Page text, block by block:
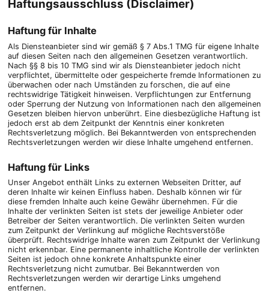
Haftungsausschluss (Disclaimer)
Haftung für Inhalte
Als Diensteanbieter sind wir gemäß § 7 Abs.1 TMG für eigene Inhalte
auf diesen Seiten nach den allgemeinen Gesetzen verantwortlich.
Nach §§ 8 bis 10 TMG sind wir als Diensteanbieter jedoch nicht
verpflichtet, übermittelte oder gespeicherte fremde Informationen zu
überwachen oder nach Umständen zu forschen, die auf eine
rechtswidrige Tätigkeit hinweisen. Verpflichtungen zur Entfernung
oder Sperrung der Nutzung von Informationen nach den allgemeinen
Gesetzen bleiben hiervon unberührt. Eine diesbezügliche Haftung ist
jedoch erst ab dem Zeitpunkt der Kenntnis einer konkreten
Rechtsverletzung möglich. Bei Bekanntwerden von entsprechenden
Rechtsverletzungen werden wir diese Inhalte umgehend entfernen.
Haftung für Links
Unser Angebot enthält Links zu externen Webseiten Dritter, auf
deren Inhalte wir keinen Einfluss haben. Deshalb können wir für
diese fremden Inhalte auch keine Gewähr übernehmen. Für die
Inhalte der verlinkten Seiten ist stets der jeweilige Anbieter oder
Betreiber der Seiten verantwortlich. Die verlinkten Seiten wurden
zum Zeitpunkt der Verlinkung auf mögliche Rechtsverstöße
überprüft. Rechtswidrige Inhalte waren zum Zeitpunkt der Verlinkung
nicht erkennbar. Eine permanente inhaltliche Kontrolle der verlinkten
Seiten ist jedoch ohne konkrete Anhaltspunkte einer
Rechtsverletzung nicht zumutbar. Bei Bekanntwerden von
Rechtsverletzungen werden wir derartige Links umgehend
entfernen.